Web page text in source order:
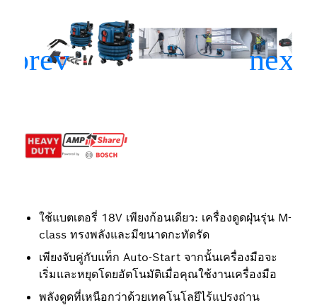
ใช้แบตเตอรี่ 18V เพียงก้อนเดียว: เครื่องดูดฝุ่นรุ่น M-
class ทรงพลังและมีขนาดกะทัดรัด
เพียงจับคู่กับแท็ก Auto-Start จากนั้นเครื่องมือจะ
เริ่มและหยุดโดยอัตโนมัติเมื่อคุณใช้งานเครื่องมือ
พลังดูดที่เหนือกว่าด้วยเทคโนโลยีไร้แปรงถ่าน